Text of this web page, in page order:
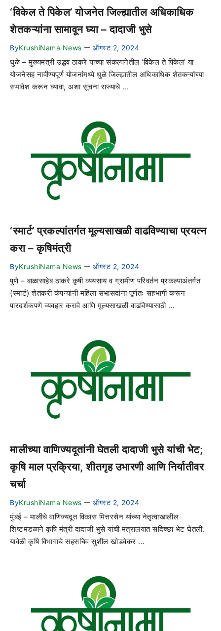
‘विकेल ते पिकेल’ योजनेत जिल्ह्यातील अधिकाधिक
शेतकऱ्यांना सामावून घ्या – दादाजी भुसे
ByKrushiNama News — ऑगस्ट 2, 2024
धुळे – मुख्यमंत्री उद्धव ठाकरे यांच्या संकल्पनेतील ‘विकेल ते पिकेल’ या
योजनेसह नावीण्यपूर्ण योजनांमध्ये धुळे जिल्ह्यातील अधिकाधिक शेतकऱ्यांच्या
समावेश करून घ्यावा, अशा सूचना राज्याचे ...
‘स्मार्ट’ प्रकल्पांतर्गत मूल्यसाखळी वाढविण्याचा प्रयत्न
करा – कृषिमंत्री
ByKrushiNama News — ऑगस्ट 2, 2024
पुणे – बाळासाहेब ठाकरे कृषी व्ययसाय व ग्रामीण परिवर्तन प्रकल्पाअंतर्गत
(स्मार्ट) शेतकरी कंपन्यांनी महिला सभासदांना पूर्णतः सहभागी करून
पारदर्शकपणे व्यवहार करावे आणि मूल्यसाखळी वाढविण्यासाठी ...
मालीच्या वाणिज्यदूतांनी घेतली दादाजी भुसे यांची भेट;
कृषि माल प्रक्रिया, शीतगृह उभारणी आणि निर्यातीवर
चर्चा
ByKrushiNama News — ऑगस्ट 2, 2024
मुंबई – मालीचे वाणिज्यदूत विकास मित्तरसेन यांच्या नेतृत्वाखालील
शिष्टमंडळाने कृषि मंत्री दादाजी भुसे यांची मंत्रालयात सदिच्छा भेट घेतली.
यावेळी कृषि विभागाचे सहसचिव सुशील खोडवेकर ...